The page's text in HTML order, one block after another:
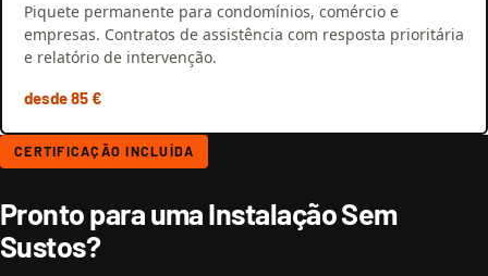
Piquete permanente para condomínios, comércio e
empresas. Contratos de assistência com resposta prioritária
e relatório de intervenção.
desde 85 €
CERTIFICAÇÃO INCLUÍDA
Pronto para uma Instalação Sem
Sustos?